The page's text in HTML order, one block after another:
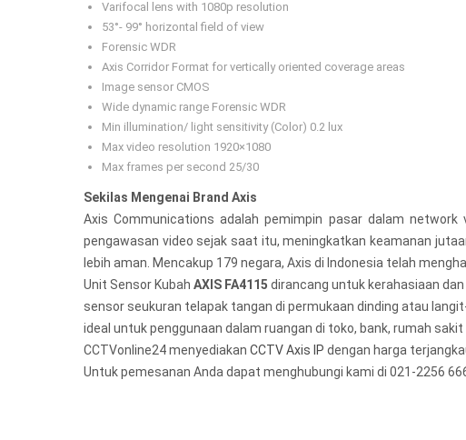
Varifocal lens with 1080p resolution
53°- 99° horizontal field of view
Forensic WDR
Axis Corridor Format for vertically oriented coverage areas
Image sensor CMOS
Wide dynamic range Forensic WDR
Min illumination/ light sensitivity (Color) 0.2 lux
Max video resolution 1920×1080
Max frames per second 25/30
Sekilas Mengenai Brand Axis
Axis Communications adalah pemimpin pasar dalam
pengawasan video sejak saat itu, meningkatkan keamanan
lebih aman. Mencakup 179 negara, Axis di Indonesia telah
Unit Sensor Kubah AXIS FA4115 dirancang untuk kerahasiaan
sensor seukuran telapak tangan di permukaan dinding atau
ideal untuk penggunaan dalam ruangan di toko, bank, rumah sakit
CCTVonline24 menyediakan CCTV Axis IP dengan harga
Untuk pemesanan Anda dapat menghubungi kami di 021-2256